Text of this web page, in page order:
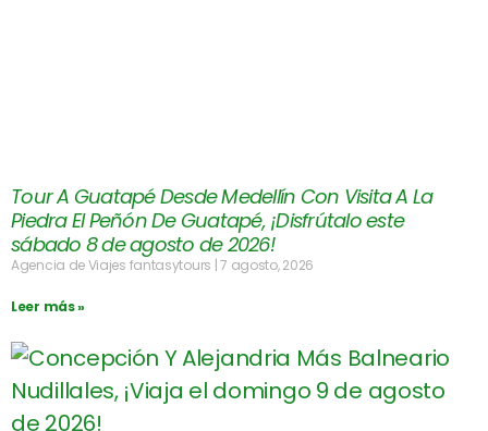
Tour A Guatapé Desde Medellín Con Visita A La
Piedra El Peñón De Guatapé, ¡Disfrútalo este
sábado 8 de agosto de 2026!
Agencia de Viajes fantasytours 7 agosto, 2026
Leer más »